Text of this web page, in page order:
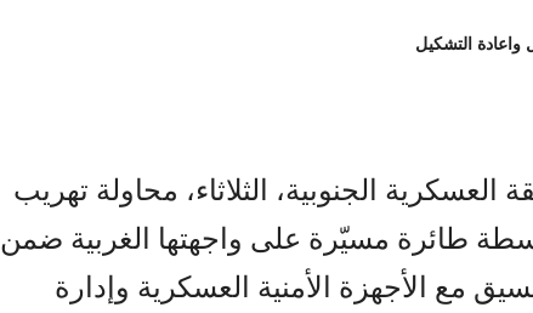
التشكيل
الجنوبية، الثلاثاء، محاولة تهريب
طائرة مسيّرة على واجهتها الغربية ضمن
مع الأجهزة الأمنية العسكرية وإدارة